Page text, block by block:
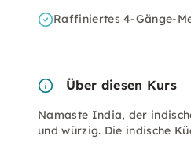
Raffiniertes 4-Gänge-
Über diesen Kurs
Namaste India, der
und würzig. Die indische